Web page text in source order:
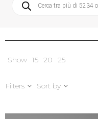
Show 15 20 25
Filters Sort by